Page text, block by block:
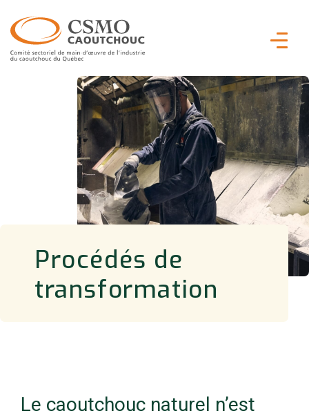
Procédés de
transformation
Le caoutchouc naturel n’est